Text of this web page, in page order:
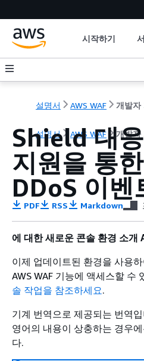
시작하기
설명서 AWS WAF 개발자
설명서 AWS WAF 개발자
Shield 대
지원을 통
DDoS 이벤
PDF RSS Markdown
에 대한 새로운 콘솔 환경 소개
이제 업데이트된 환경을 사용
AWS WAF 기능에 액세스할 수
솔 작업을 참조하세요.
기계 번역으로 제공되는 번역
영어의 내용이 상충하는 경우
다.